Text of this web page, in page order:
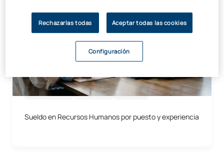
08/06/2026 Empresa
Sueldo en Recursos Humanos por puesto y experiencia
Rechazarlas todas Aceptar todas las cookies
Configuración